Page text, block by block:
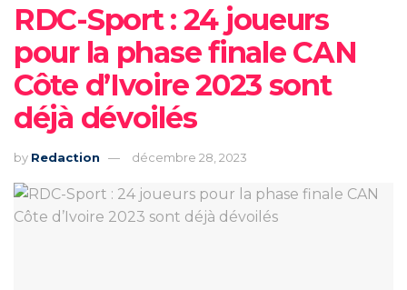
RDC-Sport : 24 joueurs
pour la phase finale CAN
Côte d’Ivoire 2023 sont
déjà dévoilés
by Redaction décembre 28, 2023